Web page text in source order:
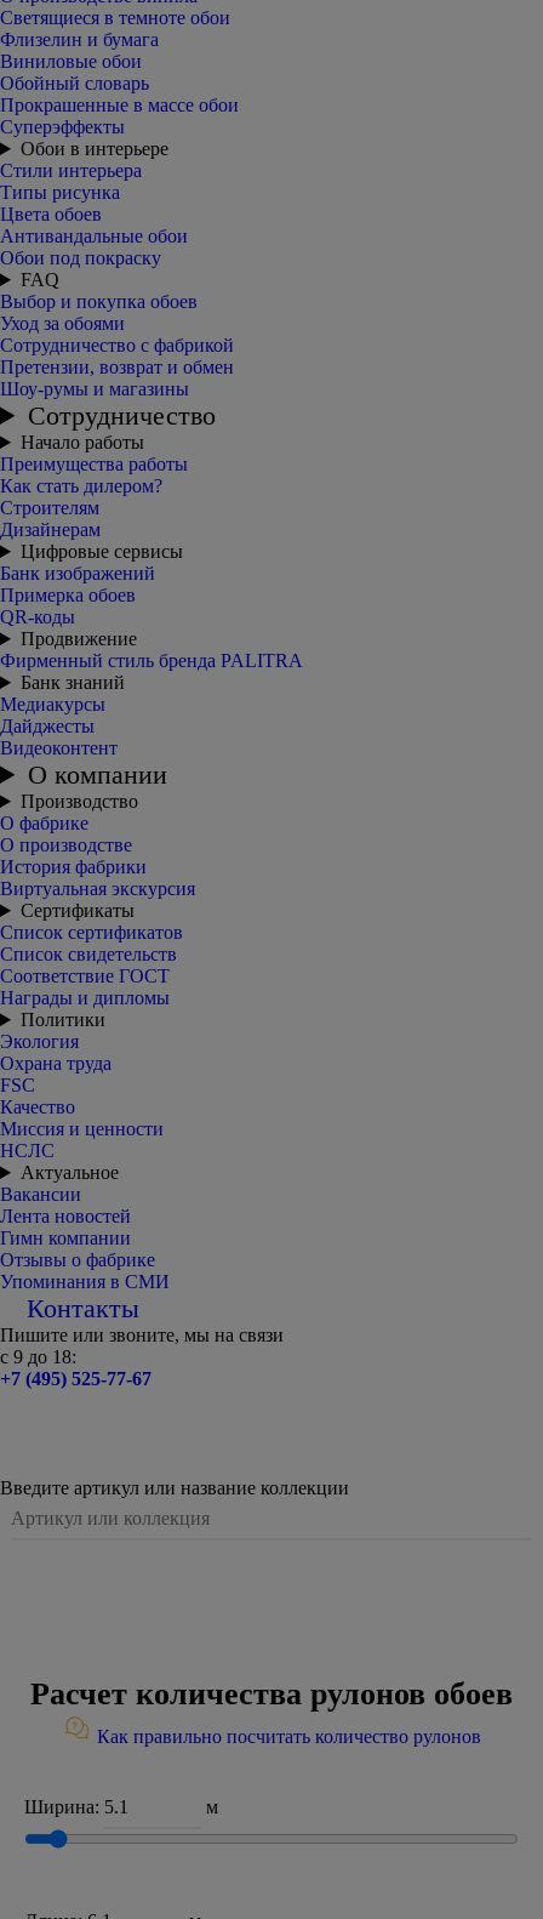
Светящиеся в темноте обои
Флизелин и бумага
Виниловые обои
Обойный словарь
Прокрашенные в массе обои
Суперэффекты
Обои в интерьере
Стили интерьера
Типы рисунка
Цвета обоев
Антивандальные обои
Обои под покраску
FAQ
Выбор и покупка обоев
Уход за обоями
Сотрудничество с фабрикой
Претензии, возврат и обмен
Шоу-румы и магазины
Сотрудничество
Начало работы
Преимущества работы
Как стать дилером?
Строителям
Дизайнерам
Цифровые сервисы
Банк изображений
Примерка обоев
QR-коды
Продвижение
Фирменный стиль бренда PALITRA
Банк знаний
Медиакурсы
Дайджесты
Видеоконтент
О компании
Производство
О фабрике
О производстве
История фабрики
Виртуальная экскурсия
Сертификаты
Список сертификатов
Список свидетельств
Соответствие ГОСТ
Награды и дипломы
Политики
Экология
Охрана труда
FSC
Качество
Миссия и ценности
НСЛС
Актуальное
Вакансии
Лента новостей
Гимн компании
Отзывы о фабрике
Упоминания в СМИ
Контакты
Пишите или звоните, мы на связи
с 9 до 18:
+7 (495) 525-77-67
Введите артикул или название коллекции
Расчет количества рулонов обоев
Как правильно посчитать количество рулонов
Ширина: м